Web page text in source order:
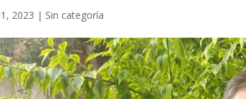
2023 | Sin categoría